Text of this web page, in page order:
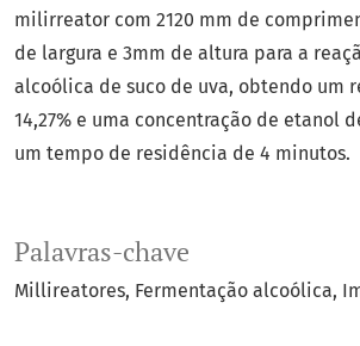
Palavras-chave
Millireatores Fermentação alcoólica
milirreator com 2120 mm de
de largura e 3mm de altura para a
alcoólica de suco de uva, obtendo um
14,27% e uma concentração de etanol
um tempo de residência de 4 minutos.